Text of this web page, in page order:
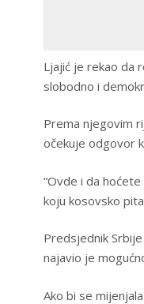
Ljajić je rekao da
slobodno i
Prema njegovim
očekuje odgovor
“Ovde i da
koju kosovsko
Predsjednik
najavio je
Ako bi se